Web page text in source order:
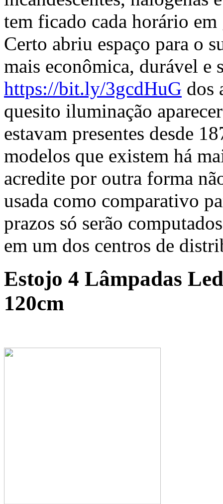
tem ficado cada horário
Certo abriu espaço para o
mais econômica, durável e
https://bit.ly/3gcdHuG dos
quesito iluminação
estavam presentes desde
modelos que existem há
acredite por outra forma
usada como comparativo
prazos só serão
em um dos centros de
Estojo 4 Lâmpadas
120cm